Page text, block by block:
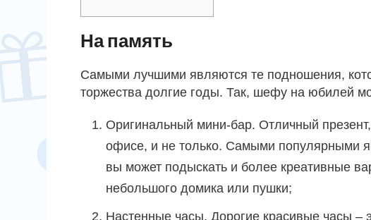
На память
Самыми лучшими являются те подношения,
торжества долгие годы. Так, шефу на юбилей
Оригинальный мини-бар. Отличный
офисе, и не только. Самыми популярными
вы может подыскать и более креативные
небольшого домика или пушки;
Настенные часы. Дорогие красивые часы –